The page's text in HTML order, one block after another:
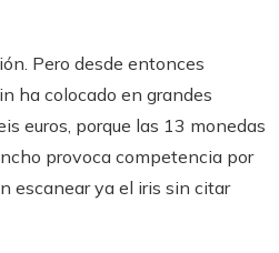
Pero desde entonces
ha colocado en grandes
euros, porque las 13 monedas
provoca competencia por
escanear ya el iris sin citar